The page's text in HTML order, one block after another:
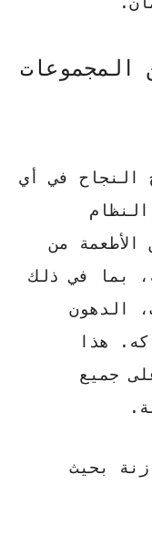
المجموعات
النجاح في أي
من
بما في ذلك
الدهون
هذا
جميع
بحيث